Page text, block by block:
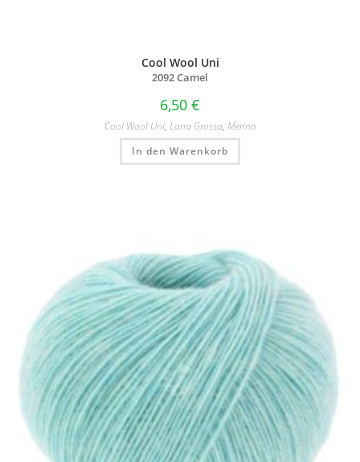
Cool Wool Uni
2092 Camel
6,50 €
Cool Wool Uni, Lana Grossa, Merino
In den Warenkorb